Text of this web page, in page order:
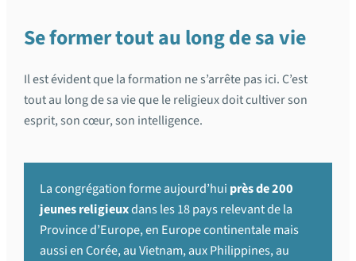
Se former tout au long de sa vie
Il est évident que la formation ne s’arrête pas ici. C’est
tout au long de sa vie que le religieux doit cultiver son
esprit, son cœur, son intelligence.
La congrégation forme aujourd’hui près de 200
jeunes religieuxdans les 18 pays relevant de la
Province d’Europe, en Europe continentale mais
aussi en Corée, au Vietnam, aux Philippines, au